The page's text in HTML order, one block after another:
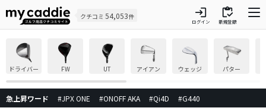
クチコミ 54,053件 login
ログイン
inventory
新規登録
ドライバー FW UT アイアン ウェッジ パター
急上昇ワード #JPX ONE #ONOFF AKA #Qi4D #G440